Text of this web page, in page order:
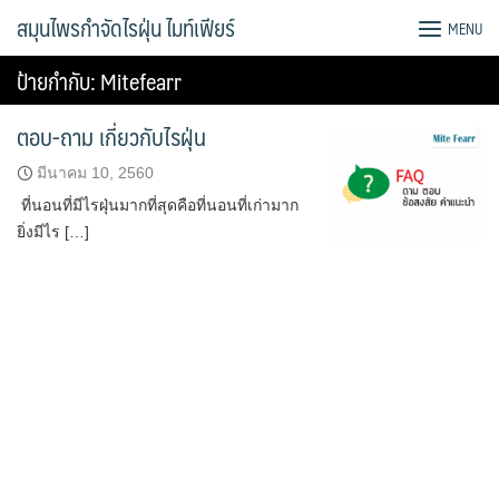
สมุนไพรกำจัดไรฝุ่น ไมท์เฟียร์ MENU
ป้ายกำกับ:Mitefearr
ตอบ-ถาม เกี่ยวกับไรฝุ่น
มีนาคม 10, 2560
ที่นอนที่มีไรฝุ่นมากที่สุดคือที่นอนที่เก่ามาก
ยิ่งมีไร […]